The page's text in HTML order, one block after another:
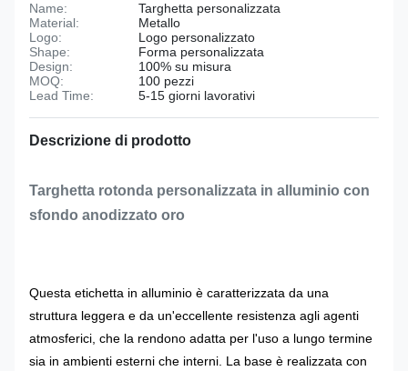
Name:
Targhetta personalizzata
Material:
Metallo
Logo:
Logo personalizzato
Shape:
Forma personalizzata
Design:
100% su misura
MOQ:
100 pezzi
Lead Time:
5-15 giorni lavorativi
Descrizione di prodotto
Targhetta rotonda personalizzata in alluminio con
sfondo anodizzato oro
Questa etichetta in alluminio è caratterizzata da una
struttura leggera e da un'eccellente resistenza agli agenti
atmosferici, che la rendono adatta per l'uso a lungo termine
sia in ambienti esterni che interni. La base è realizzata con